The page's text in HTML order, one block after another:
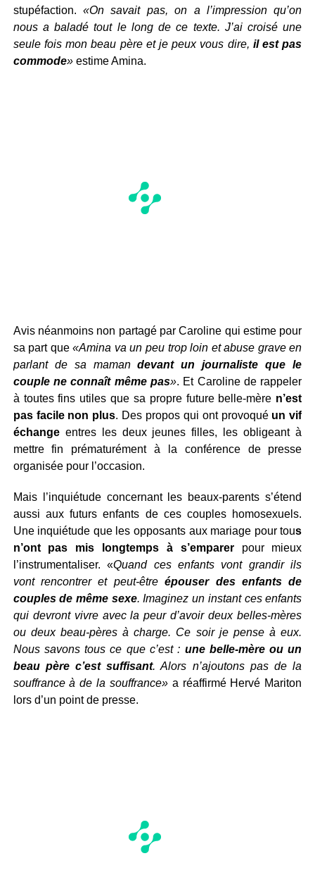
stupéfaction.«On savait pas, on a l’impression qu’on
nous a baladé tout le long de ce texte. J’ai croisé une
seule fois mon beau père et je peux vous dire, il est pas
commode»estime Amina.
Avis néanmoins non partagé par Caroline qui estime pour
sa part que«Amina va un peu trop loin et abuse grave en
parlant de sa mamandevant un journaliste que le
couple ne connaît même pas». Et Caroline de rappeler
à toutes fins utiles que sa propre future belle-mère n’est
pas facile non plus. Des propos qui ont provoqué un vif
échangeentres les deux jeunes filles, les obligeant à
mettre fin prématurément à la conférence de presse
organisée pour l’occasion.
Mais l’inquiétude concernant les beaux-parents s’étend
aussi aux futurs enfants de ces couples homosexuels.
Une inquiétude que les opposants aux mariage pour tous
n’ont pas mis longtemps à s’emparerpour mieux
l’instrumentaliser. «Quand ces enfants vont grandir ils
vont rencontrer et peut-êtreépouser des enfants de
couples de même sexe. Imaginez un instant ces enfants
qui devront vivre avec la peur d’avoir deux belles-mères
ou deux beau-pères à charge. Ce soir je pense à eux.
Nous savons tous ce que c’est : une belle-mère ou un
beau père c’est suffisant. Alors n’ajoutons pas de la
souffrance à de la souffrance»a réaffirmé Hervé Mariton
lors d’un point de presse.